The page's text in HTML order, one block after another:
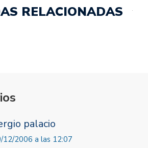
RELACIONADAS
palacio
12/2006 a las 12:07